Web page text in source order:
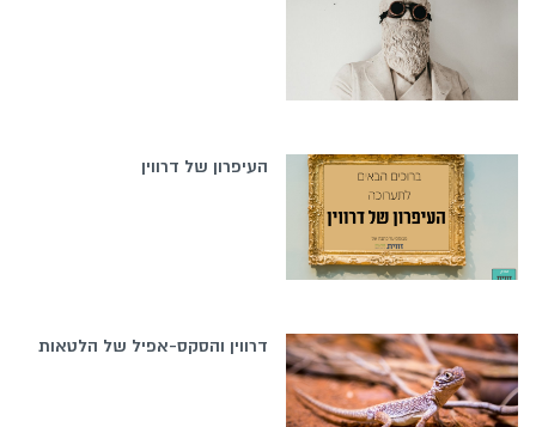
העיפרון של דרווין
דרווין והסקס-אפיל של הלטאות